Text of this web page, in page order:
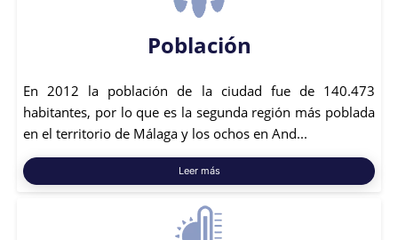
Población
En 2012 la población de la ciudad fue de 140.473
habitantes, por lo que es la segunda región más poblada
en el territorio de Málaga y los ochos en And...
Leer más